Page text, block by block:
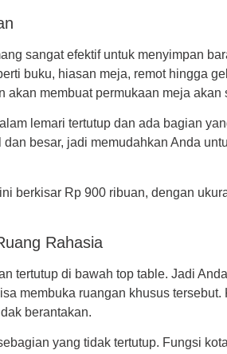
sangat efektif untuk menyimpan
buku, hiasan meja, remot hingga
akan membuat permukaan meja akan
lemari tertutup dan ada bagian
besar, jadi memudahkan Anda
berkisar Rp 900 ribuan, dengan
Rahasia
tertutup di bawah top table. Jadi
membuka ruangan khusus tersebut.
berantakan.
yang tidak tertutup. Fungsi